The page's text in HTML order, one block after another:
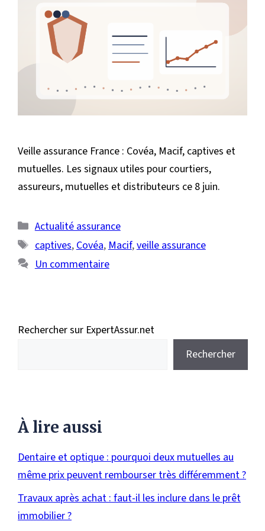
Veille assurance France : Covéa, Macif, captives et
mutuelles. Les signaux utiles pour courtiers,
assureurs, mutuelles et distributeurs ce 8 juin.
Catégories
Actualité assurance
Étiquettes
captives,Covéa,Macif,veille assurance
Un commentaire
Rechercher sur ExpertAssur.net
Rechercher
À lire aussi
Dentaire et optique : pourquoi deux mutuelles au
même prix peuvent rembourser très différemment ?
Travaux après achat : faut-il les inclure dans le prêt
immobilier ?